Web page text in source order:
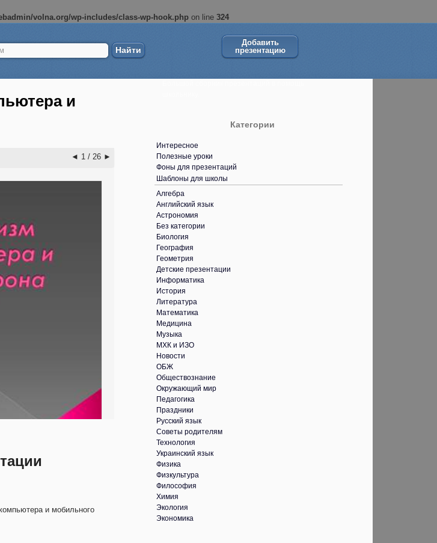
volna.org/wp-includes/class-wp-hook.php on line 324
Добавить
презентацию
и
◄ 1 / 26 ►
и мобильного
Категории
Интересное
Полезные уроки
Фоны для презентаций
Шаблоны для школы
Алгебра
Английский язык
Астрономия
Без категории
Биология
География
Геометрия
Детские презентации
Информатика
История
Литература
Математика
Медицина
Музыка
МХК и ИЗО
Новости
ОБЖ
Обществознание
Окружающий мир
Педагогика
Праздники
Русский язык
Советы родителям
Технология
Украинский язык
Физика
Физкультура
Философия
Химия
Экология
Экономика